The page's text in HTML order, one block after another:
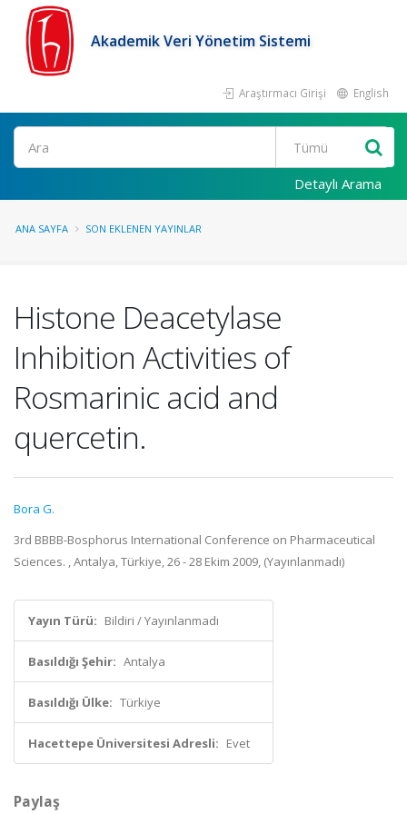
Akademik Veri Yönetim Sistemi
Araştırmacı Girişi English
Ara
Detaylı Arama
ANA SAYFA SON EKLENEN YAYINLAR
Histone Deacetylase
Inhibition Activities of
Rosmarinic acid and
quercetin.
Bora G.
3rd BBBB-Bosphorus International Conference on Pharmaceutical
Sciences. , Antalya, Türkiye, 26 - 28 Ekim 2009, (Yayınlanmadı)
Yayın Türü: Bildiri / Yayınlanmadı
Basıldığı Şehir: Antalya
Basıldığı Ülke: Türkiye
Hacettepe Üniversitesi Adresli: Evet
Paylaş